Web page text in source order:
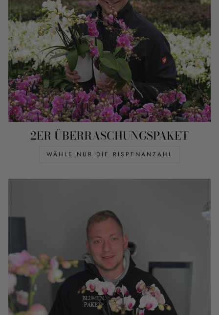
2ER ÜBERRASCHUNGSPAKET
WÄHLE NUR DIE RISPENANZAHL